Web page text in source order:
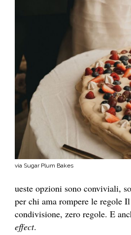
via Sugar Plum Bakes
ueste opzioni sono conviviali,
per chi ama rompere le regole
condivisione, zero regole. E
effect.